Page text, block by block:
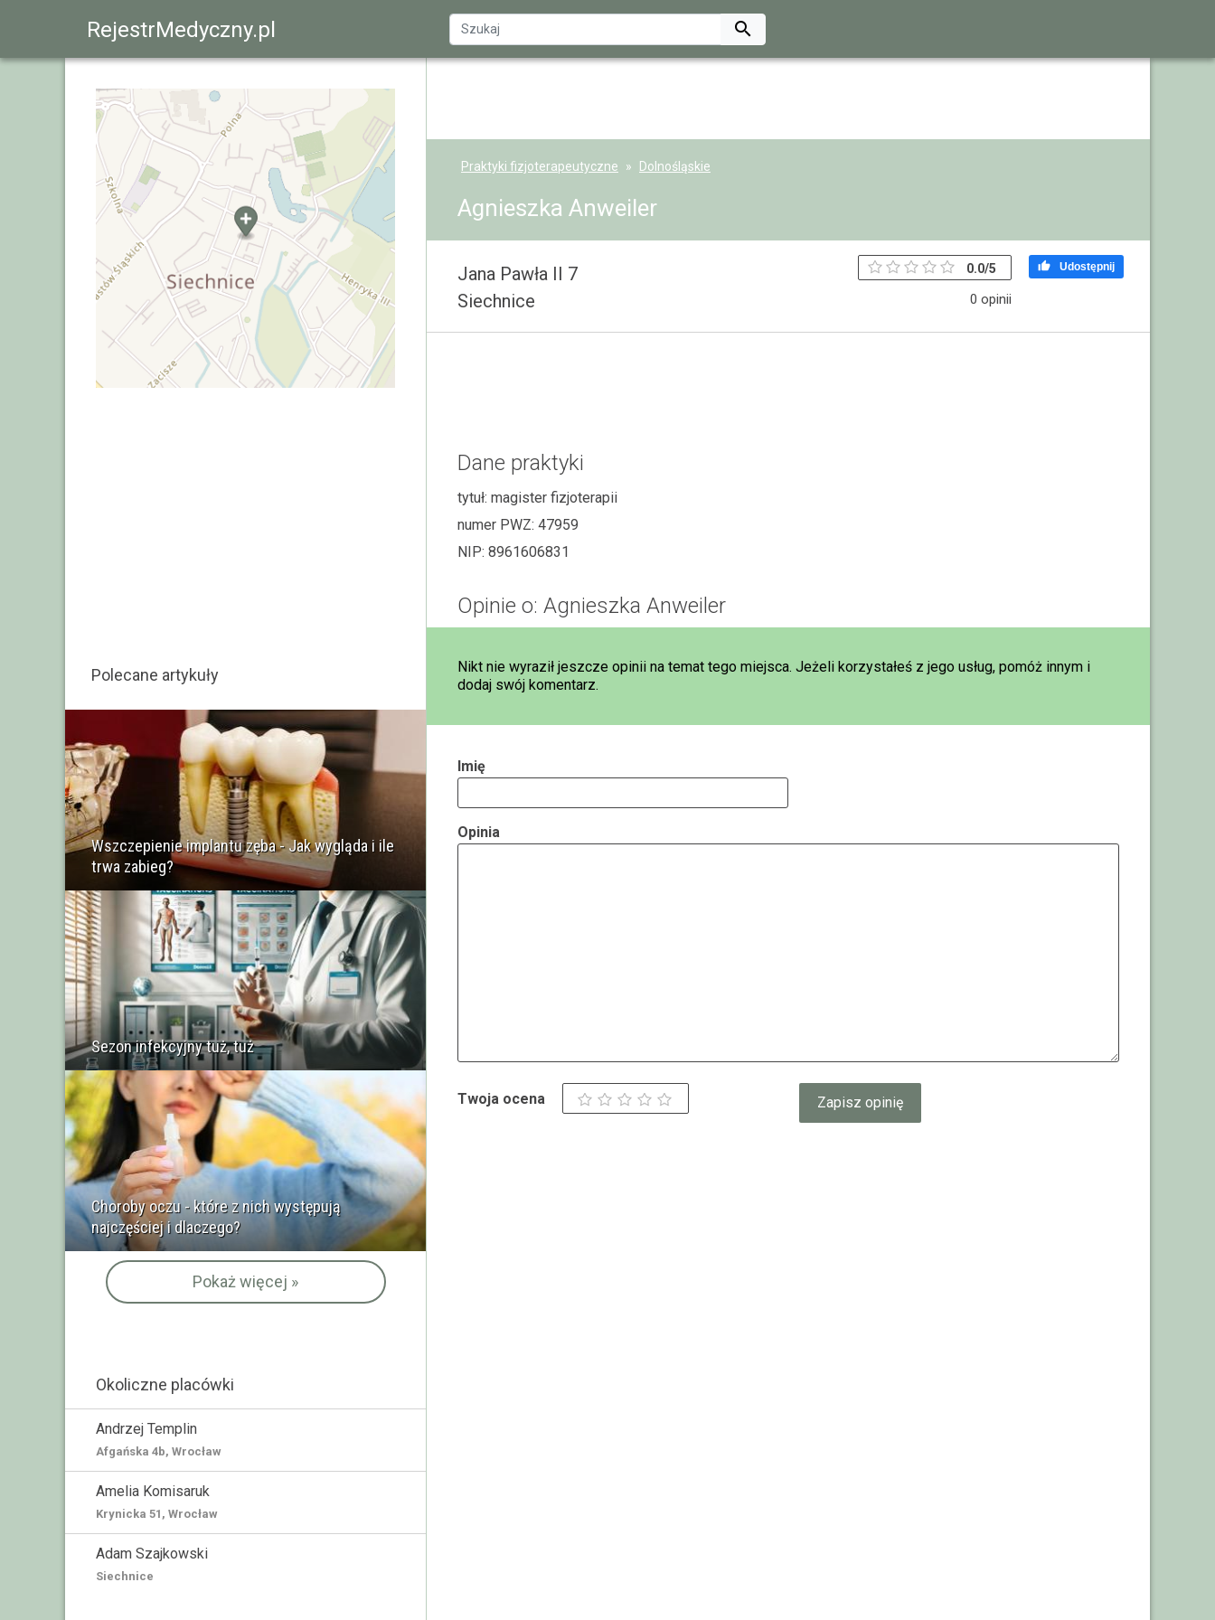
RejestrMedyczny.pl 
Praktyki fizjoterapeutyczne Dolnośląskie
Agnieszka Anweiler
Jana Pawła II 7
Siechnice
0.0/5
0 opinii
 Udostępnij
Dane praktyki
tytuł: magister fizjoterapii
numer PWZ: 47959
NIP: 8961606831
Opinie o: Agnieszka Anweiler
Nikt nie wyraził jeszcze opinii na temat tego miejsca. Jeżeli korzystałeś z jego usług, pomóż innym i
dodaj swój komentarz.
Imię
Opinia
Twoja ocena
Polecane artykuły
Wszczepienie implantu zęba - Jak wygląda i ile
trwa zabieg?
Sezon infekcyjny tuż, tuż
Choroby oczu - które z nich występują
najczęściej i dlaczego?
Pokaż więcej »
Okoliczne placówki
Andrzej Templin
Afgańska 4b, Wrocław
Amelia Komisaruk
Krynicka 51, Wrocław
Adam Szajkowski
Siechnice